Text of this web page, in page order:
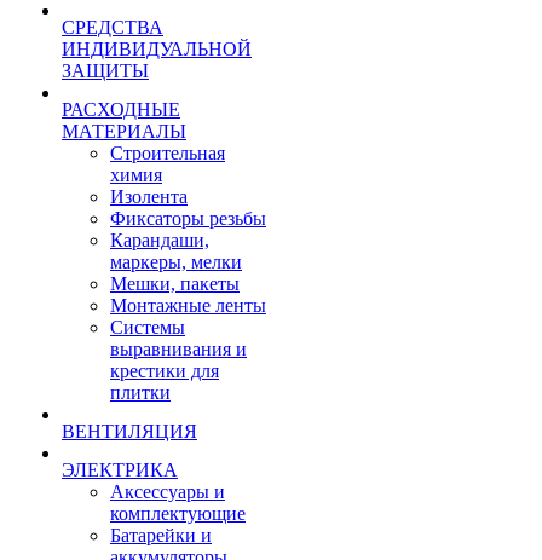
СРЕДСТВА
ИНДИВИДУАЛЬНОЙ
ЗАЩИТЫ
РАСХОДНЫЕ
МАТЕРИАЛЫ
Строительная
химия
Изолента
Фиксаторы резьбы
Карандаши,
маркеры, мелки
Мешки, пакеты
Монтажные ленты
Системы
выравнивания и
крестики для
плитки
ВЕНТИЛЯЦИЯ
ЭЛЕКТРИКА
Аксессуары и
комплектующие
Батарейки и